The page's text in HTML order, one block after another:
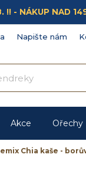
!! - NÁKUP NAD
Napište nám
Akce Ořechy
Chia kaše -